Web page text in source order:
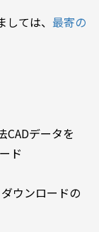
ては、 最寄の
CADデータを
ド
ウンロードの